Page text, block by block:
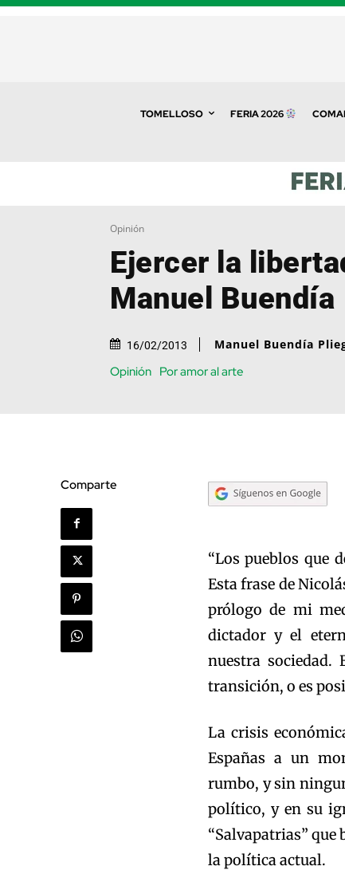
TOMELLOSO FERIA 2026
Opinión
Ejercer la
Manuel Buendía
16/02/2013 Manuel Buendía
Opinión Por amor al arte
Comparte
“Los pueblos que
Esta frase de
prólogo de mi
dictador y el
nuestra
transición, o es
La crisis
Españas a un
rumbo, y sin
político, y en su
“Salvapatrias”
la política actual.